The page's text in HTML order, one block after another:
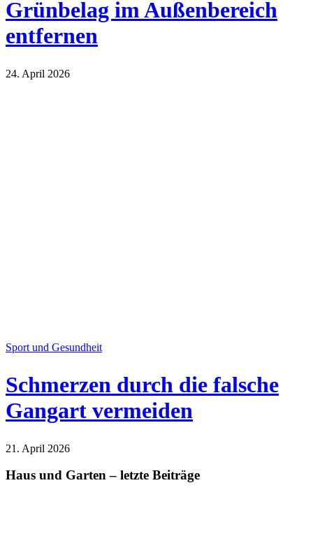
Grünbelag im Außenbereich
entfernen
24. April 2026
Sport und Gesundheit
Schmerzen durch die falsche
Gangart vermeiden
21. April 2026
Haus und Garten – letzte Beiträge